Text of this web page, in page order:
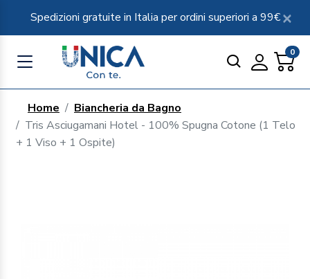
Spedizioni gratuite in Italia per ordini superiori a 99€
0
Home
Biancheria da Bagno
Tris Asciugamani Hotel - 100% Spugna Cotone (1 Telo
+ 1 Viso + 1 Ospite)